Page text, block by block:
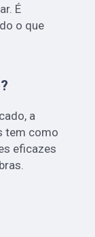
É
o que
a
tem como
eficazes